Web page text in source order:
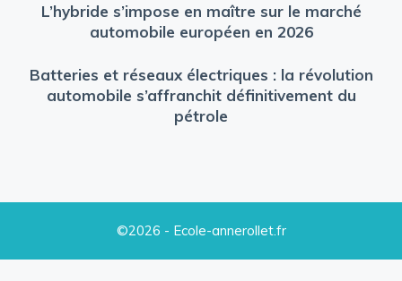
L’hybride s’impose en maître sur le marché
automobile européen en 2026
Batteries et réseaux électriques : la révolution
automobile s’affranchit définitivement du
pétrole
©2026 - Ecole-annerollet.fr